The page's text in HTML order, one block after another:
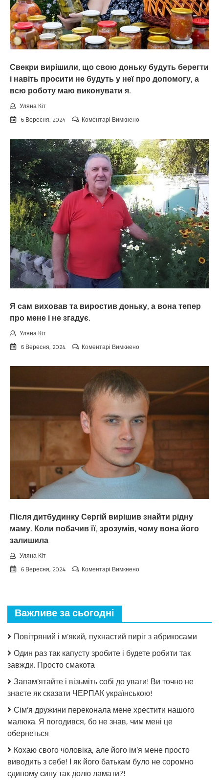
Свекри вирішили, що свою доньку будуть берегти
і навіть просити не будуть у неї про допомогу, а
всю роботу маю виконувати я.
Уляна Кіт
6 Вересня, 2024
Коментарі Вимкненодо
вирішили,
що
свою
доньку
будуть
берегти
і
навіть
просити
не
будуть
у
неї
про
допомогу,
а
всю
роботу
виконувати
я.
Я сам виховав та виростив доньку, а вона тепер
про мене і не згадує.
Уляна Кіт
6 Вересня, 2024
Коментарі Вимкненодо
сам
та
виростив
доньку,
вона
тепер
про
мене
і
не
згадує.
Після дитбудинку Сергій вирішив знайти рідну
маму. Коли побачив її, зрозумів, чому вона його
залишила
Уляна Кіт
6 Вересня, 2024
Коментарі Вимкненодо
рідну
Коли
її,
вона
його
Важливе за сьогодні
Повітряний і м’який, пухнастий пиріг з абрикосами
Один раз так капусту зробите і будете робити так
завжди. Просто смакота
Запам’ятайте і візьміть собі до уваги! Ви точно не
знаєте як сказати ЧЕРПАК українською!
Сім’я дружини переконала мене хрестити нашого
малюка. Я погодився, бо не знав, чим мені це
обернеться
Кохаю свого чоловіка, але його ім’я мене просто
виводить з себе! І як його батькам було не соромно
єдиному сину так долю ламати?!